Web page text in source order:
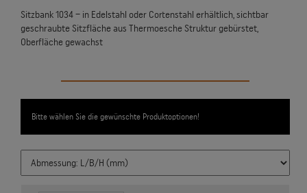
Sitzbank 1034 – in Edelstahl oder Cortenstahl erhältlich, sichtbar
geschraubte Sitzfläche aus Thermoesche Struktur gebürstet,
Oberfläche gewachst
Bitte wählen Sie die gewünschte Produktoptionen!